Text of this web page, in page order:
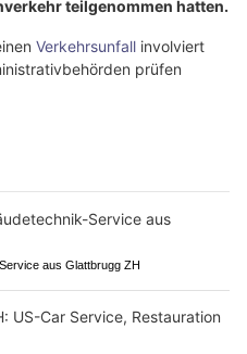
teilgenommen hatten.
Verkehrsunfall involviert
prüfen
aus Glattbrugg ZH